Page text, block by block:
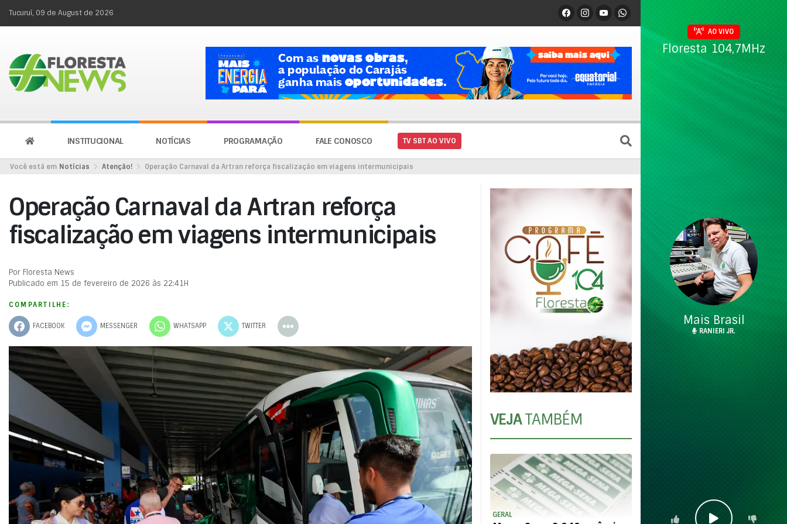
Tucuruí, 09 de August de 2026
INSTITUCIONAL NOTÍCIAS PROGRAMAÇÃO FALE CONOSCO TV SBT AO VIVO
Você está em Notícias Atenção! Operação Carnaval da Artran reforça fiscalização em viagens intermunicipais
Operação Carnaval da Artran reforça
fiscalização em viagens intermunicipais
Por Floresta News
Publicado em 15 de fevereiro de 2026 às 22:41H
COMPARTILHE:
FACEBOOK MESSENGER WHATSAPP TWITTER
VEJATAMBÉM
GERAL
AO VIVO
Floresta 104,7MHz
Mais Brasil
RANIERI JR.